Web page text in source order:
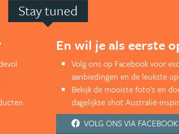
Stay tuned
En wil je als eerste
Volg ons op Facebook voor
aanbiedingen en de leukste
Bekijk de mooiste foto's en
dagelijkse shot Australië-
VOLG ONS VIA FACEBOOK